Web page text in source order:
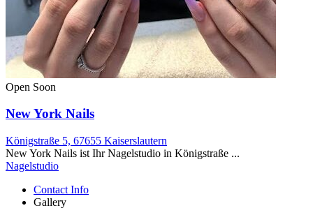
Open Soon
New York Nails
Königstraße 5, 67655 Kaiserslautern
New York Nails ist Ihr Nagelstudio in Königstraße ...
Nagelstudio
Contact Info
Gallery